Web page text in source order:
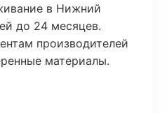
в Нижний
до 24 месяцев.
производителей
материалы.